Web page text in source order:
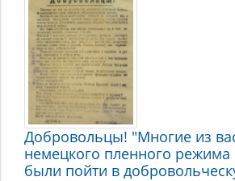
Добровольцы! "Многие из
немецкого пленного
были пойти в